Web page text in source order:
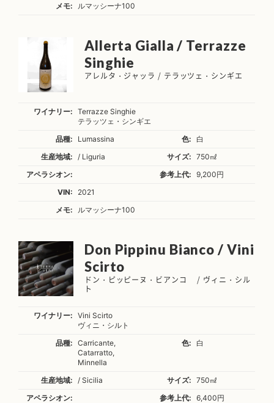
メモ: ルマッシーナ100
Allerta Gialla / Terrazze
Singhie
アレルタ・ジャッラ / テラッツェ・シンギエ
ワイナリー:
Terrazze Singhie
テラッツェ・シンギエ
品種:
Lumassina 色:
白
生産地域:
/ Liguria サイズ:
750㎖
アペラシオン:
参考上代:
9,200円
VIN:
2021
メモ:
ルマッシーナ100
Don Pippinu Bianco / Vini
Scirto
ドン・ピッピーヌ・ビアンコ / ヴィニ・シル
ト
ワイナリー:
Vini Scirto
ヴィニ・シルト
品種:
Carricante,
Catarratto,
Minnella
色: 白
生産地域: / Sicilia サイズ:
750㎖
アペラシオン:
参考上代:
6,400円